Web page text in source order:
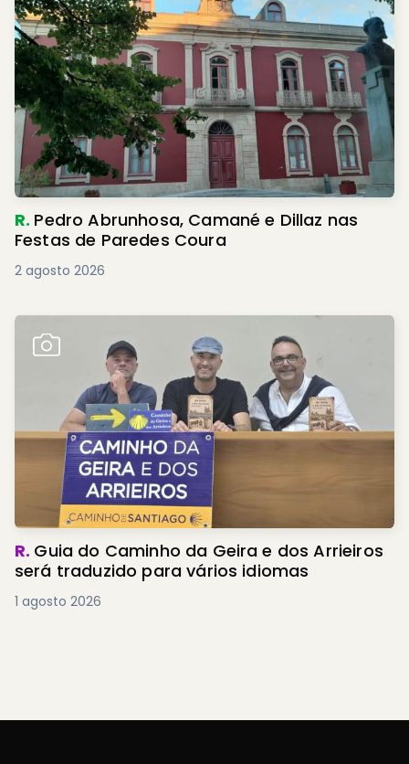
R. Pedro Abrunhosa, Camané e Dillaz nas
Festas de Paredes Coura
2 agosto 2026
R. Guia do Caminho da Geira e dos Arrieiros
será traduzido para vários idiomas
1 agosto 2026